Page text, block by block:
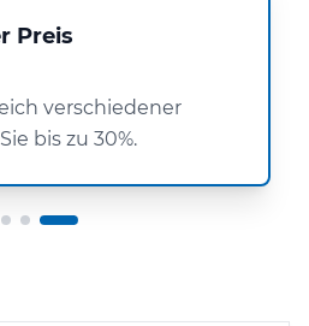
Preis
verschiedener
bis zu 30%.